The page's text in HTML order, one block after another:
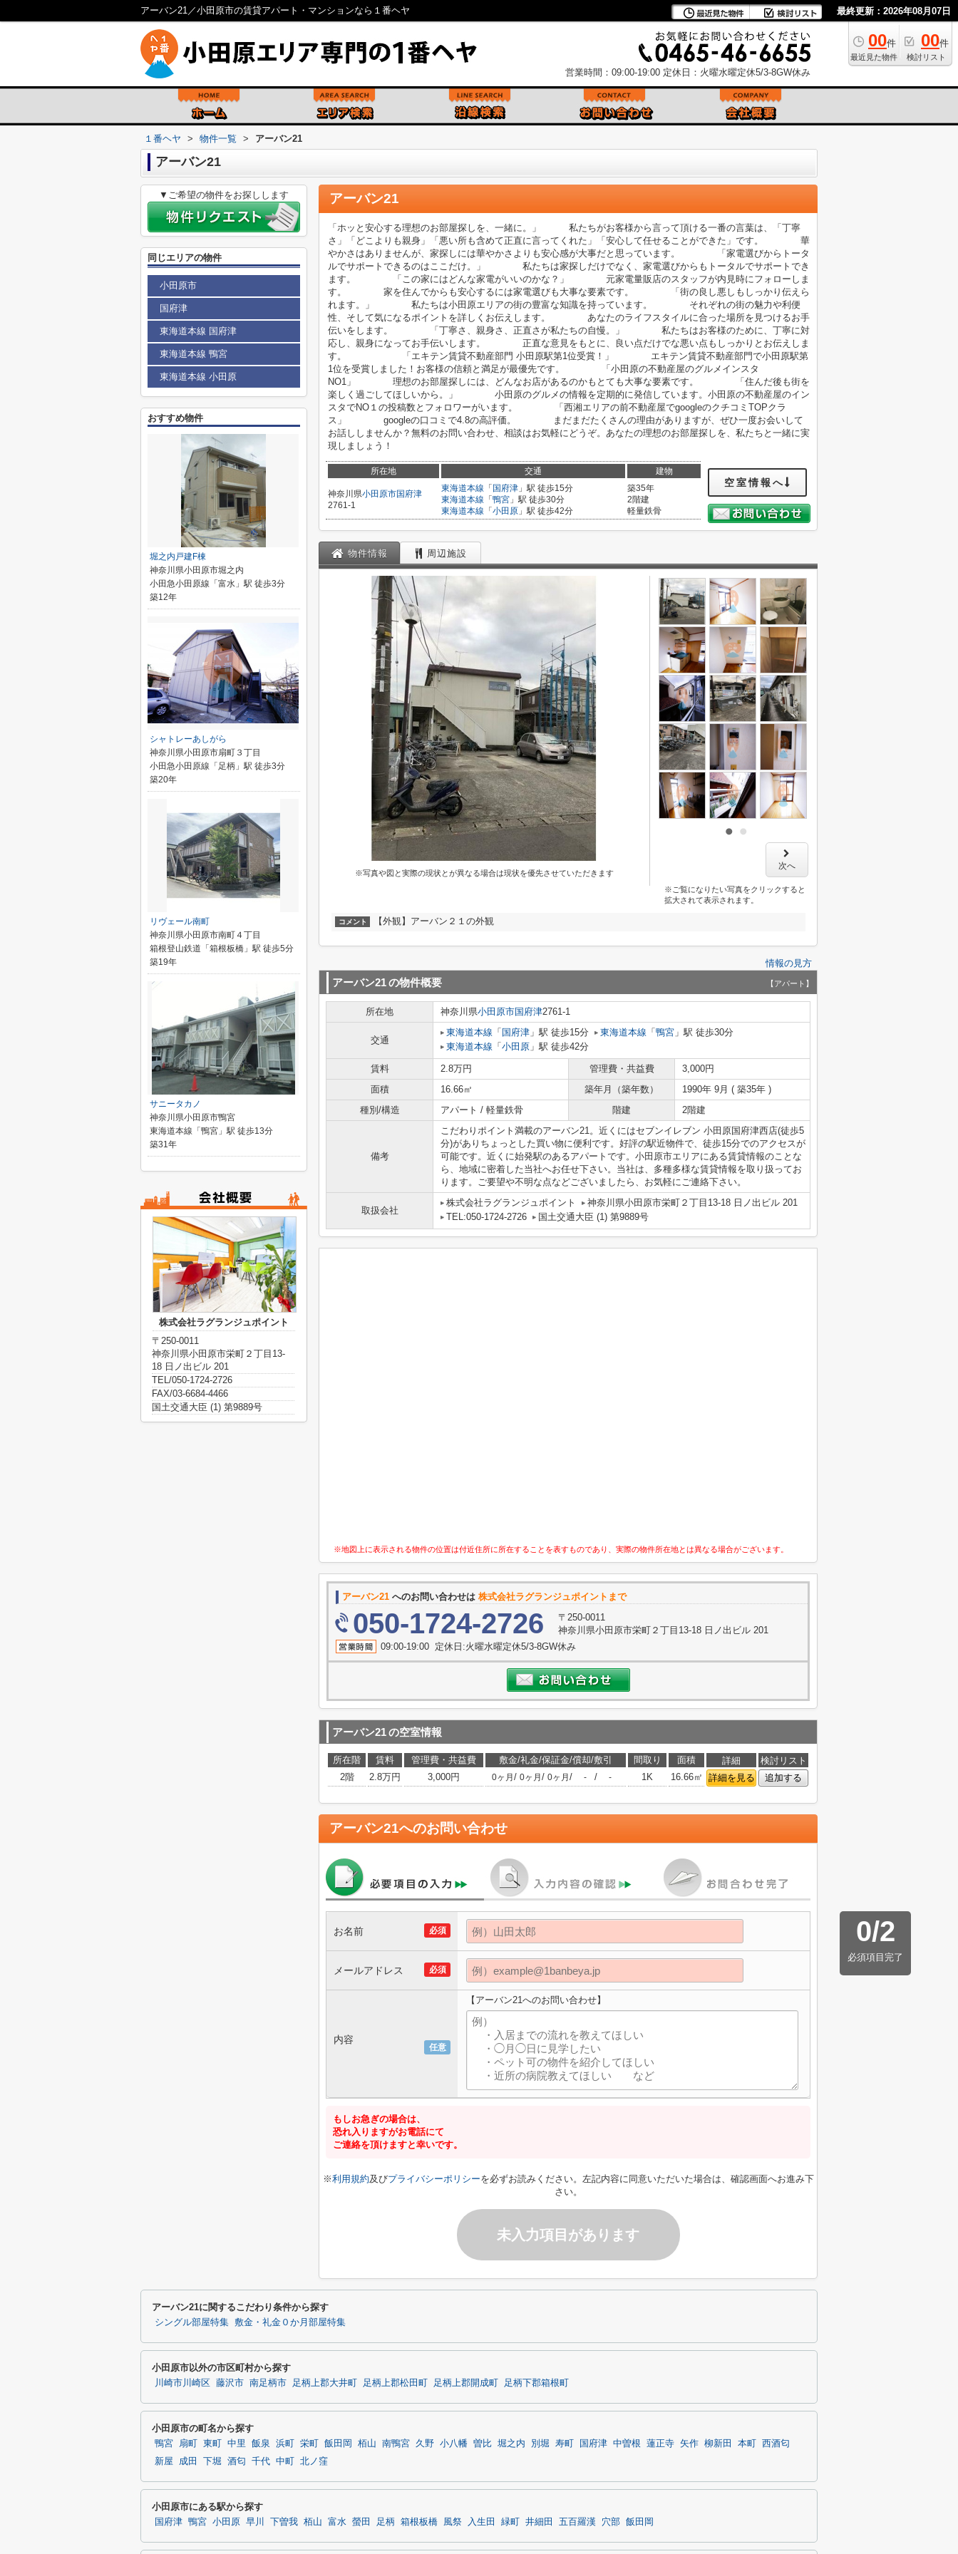
アーバン21／小田原市の賃貸アパート・マンションなら１番ヘヤ 最終更新：2026年08月07日
00件
最近見た物件
00件
検討リスト
営業時間：09:00-19:00 定休日：火曜水曜定休5/3-8GW休み
１番ヘヤ > 物件一覧 > アーバン21
アーバン21
アーバン21
「ホッと安心する理想のお部屋探しを、一緒に。」 私たちがお客様から言って頂ける一番の言葉は、「丁寧
さ」「どこよりも親身」「悪い所も含めて正直に言ってくれた」「安心して任せることができた」です。 華
やかさはありませんが、家探しには華やかさよりも安心感が大事だと思っています。 「家電選びからトータ
ルでサポートできるのはここだけ。」 私たちは家探しだけでなく、家電選びからもトータルでサポートでき
ます。 「この家にはどんな家電がいいのかな？」 元家電量販店のスタッフが内見時にフォローしま
す。 家を住んでからも安心するには家電選びも大事な要素です。 「街の良し悪しもしっかり伝えら
れます。」 私たちは小田原エリアの街の豊富な知識を持っています。 それぞれの街の魅力や利便
性、そして気になるポイントを詳しくお伝えします。 あなたのライフスタイルに合った場所を見つけるお手
伝いをします。 「丁寧さ、親身さ、正直さが私たちの自慢。」 私たちはお客様のために、丁寧に対
応し、親身になってお手伝いします。 正直な意見をもとに、良い点だけでな悪い点もしっかりとお伝えしま
す。 「エキテン賃貸不動産部門 小田原駅第1位受賞！」 エキテン賃貸不動産部門で小田原駅第
1位を受賞しました！お客様の信頼と満足が最優先です。 「小田原の不動産屋のグルメインスタ
NO1」 理想のお部屋探しには、どんなお店があるのかもとても大事な要素です。 「住んだ後も街を
楽しく過ごしてほしいから。」 小田原のグルメの情報を定期的に発信しています。小田原の不動産屋のイン
スタでNO１の投稿数とフォロワーがいます。 「西湘エリアの前不動産屋でgoogleのクチコミTOPクラ
ス」 googleの口コミで4.8の高評価。 まだまだたくさんの理由がありますが、ぜひ一度お会いして
お話ししませんか？無料のお問い合わせ、相談はお気軽にどうぞ。あなたの理想のお部屋探しを、私たちと一緒に実
現しましょう！
所在地 交通 建物
神奈川県小田原市国府津
2761-1
東海道本線 「 国府津 」駅 徒歩15分
東海道本線 「 鴨宮 」駅 徒歩30分
東海道本線 「 小田原 」駅 徒歩42分
築35年
2階建
軽量鉄骨
空室情報へ
物件情報 周辺施設
※写真や図と実際の現状とが異なる場合は現状を優先させていただきます
次へ
※ご覧になりたい写真をクリックすると
拡大されて表示されます。
コメント 【外観】アーバン２１の外観
情報の見方
アーバン21の物件概要 【アパート】
所在地 神奈川県小田原市国府津2761-1
交通
東海道本線 「 国府津 」駅 徒歩15分 東海道本線 「 鴨宮 」駅 徒歩30分
東海道本線 「 小田原 」駅 徒歩42分
賃料 2.8万円 管理費・共益費
3,000円
面積
16.66㎡ 築年月（築年数）
1990年 9月 ( 築35年 )
種別/構造
アパート / 軽量鉄骨 階建 2階建
備考
こだわりポイント満載のアーバン21。近くにはセブンイレブン 小田原国府津西店(徒歩5
分)がありちょっとした買い物に便利です。好評の駅近物件で、徒歩15分でのアクセスが
可能です。近くに始発駅のあるアパートです。小田原市エリアにある賃貸情報のことな
ら、地域に密着した当社へお任せ下さい。当社は、多種多様な賃貸情報を取り扱ってお
ります。ご要望や不明な点などございましたら、お気軽にご連絡下さい。
取扱会社
株式会社ラグランジュポイント
神奈川県小田原市栄町２丁目13-18 日ノ出ビル 201
TEL:050-1724-2726
国土交通大臣 (1) 第9889号
※地図上に表示される物件の位置は付近住所に所在することを表すものであり、実際の物件所在地とは異なる場合がございます。
アーバン21 へのお問い合わせは 株式会社ラグランジュポイントまで
050-1724-2726
〒250-0011
神奈川県小田原市栄町２丁目13-18 日ノ出ビル 201
09:00-19:00 定休日:火曜水曜定休5/3-8GW休み
アーバン21の空室情報
所在階 賃料 管理費・共益費 敷金/礼金/保証金/償却/敷引 間取り 面積 詳細
検討リスト
2階
2.8万円 3,000円 0ヶ月 / 0ヶ月 / 0ヶ月 / - / - 1K 16.66㎡ 詳細を見る 追加する
アーバン21へのお問い合わせ
0/2
必須項目完了
必須
お名前
必須
メールアドレス
任意
内容
【アーバン21へのお問い合わせ】
もしお急ぎの場合は、
恐れ入りますがお電話にて
ご連絡を頂けますと幸いです。
※利用規約及びプライバシーポリシーを必ずお読みください。左記内容に同意いただいた場合は、確認画面へお進み下
さい。
未入力項目があります
▼ご希望の物件をお探しします
同じエリアの物件
小田原市
国府津
東海道本線 国府津
東海道本線 鴨宮
東海道本線 小田原
おすすめ物件
堀之内戸建F棟
神奈川県小田原市堀之内
小田急小田原線「富水」駅 徒歩3分
築12年
シャトレーあしがら
神奈川県小田原市扇町３丁目
小田急小田原線「足柄」駅 徒歩3分
築20年
リヴェール南町
神奈川県小田原市南町４丁目
箱根登山鉄道「箱根板橋」駅 徒歩5分
築19年
サニータカノ
神奈川県小田原市鴨宮
東海道本線「鴨宮」駅 徒歩13分
築31年
株式会社ラグランジュポイント
〒250-0011
神奈川県小田原市栄町２丁目13-
18 日ノ出ビル 201
TEL/050-1724-2726
FAX/03-6684-4466
国土交通大臣 (1) 第9889号
アーバン21に関するこだわり条件から探す
シングル部屋特集 敷金・礼金０か月部屋特集
小田原市以外の市区町村から探す
川崎市川崎区 藤沢市 南足柄市 足柄上郡大井町 足柄上郡松田町 足柄上郡開成町 足柄下郡箱根町
小田原市の町名から探す
鴨宮 扇町 東町 中里 飯泉 浜町 栄町 飯田岡 栢山 南鴨宮 久野 小八幡 曽比 堀之内 別堀 寿町 国府津 中曽根 蓮正寺 矢作 柳新田 本町
西酒匂
新屋
成田 下堀 酒匂 千代 中町 北ノ窪
小田原市にある駅から探す
国府津 鴨宮 小田原 早川 下曽我 栢山 富水 螢田 足柄 箱根板橋 風祭 入生田 緑町 井細田 五百羅漢 穴部 飯田岡